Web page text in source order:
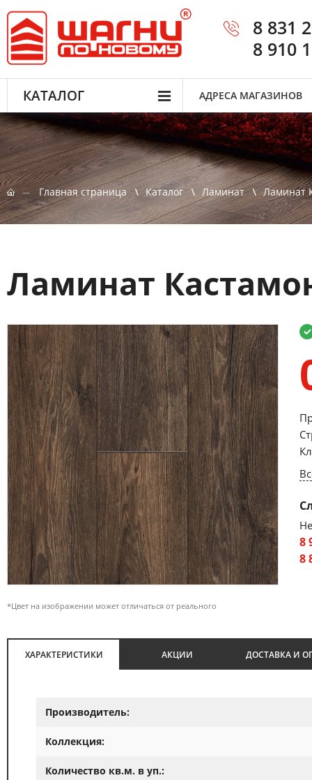
8 831
8 910
КАТАЛОГ АДРЕСА МАГАЗИНОВ
Главная страница Каталог Ламинат Ламинат
Ламинат
*Цвет на изображении может отличаться от реального
8
8
ХАРАКТЕРИСТИКИ АКЦИИ ДОСТАВКА И
Производитель:
Коллекция:
Количество кв.м. в уп.: